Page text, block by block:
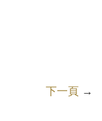
下一頁 →